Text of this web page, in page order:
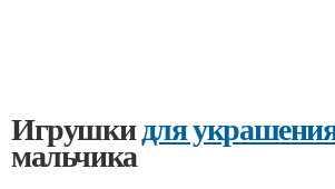
Игрушкидля
мальчика